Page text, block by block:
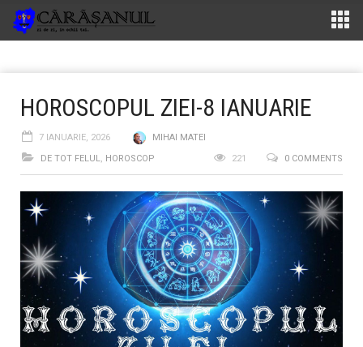
HOROSCOPUL ZIEI-8 IANUARIE
7 IANUARIE, 2026
MIHAI MATEI
DE TOT FELUL, HOROSCOP 0 COMMENTS
221